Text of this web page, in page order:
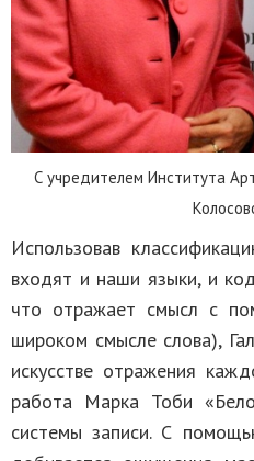
С учредителем Института
Использовав
входят и наши языки, и
что отражает смысл с
широком смысле слова),
искусстве отражения
работа Марка Тоби
системы записи. С